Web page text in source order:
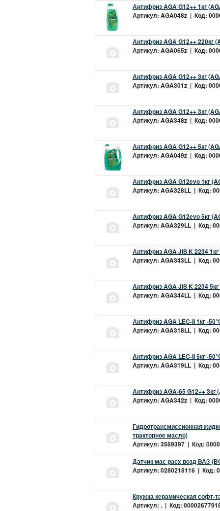
Антифриз AGA G12++ 1кг
Артикул: AGA048z | Код:
Антифриз AGA G12++ 220кг
Артикул: AGA065z | Код:
Антифриз AGA G12++ 3кг
Артикул: AGA301z | Код:
Антифриз AGA G12++ 3кг
Артикул: AGA348z | Код:
Антифриз AGA G12++ 5кг
Артикул: AGA049z | Код:
Антифриз AGA G12evo 1кг
Артикул: AGA328LL | Код:
Антифриз AGA G12evo 5кг
Артикул: AGA329LL | Код:
Антифриз AGA JIS K 2234
Артикул: AGA343LL | Код:
Антифриз AGA JIS K 2234
Артикул: AGA344LL | Код:
Антифриз AGA LEC-II 1кг -
Артикул: AGA318LL | Код:
Антифриз AGA LEC-II 5кг -
Артикул: AGA319LL | Код:
Антифриз AGA-65 G12++ 3кг
Артикул: AGA342z | Код:
Гидротрансмиссионная
тракторное масло)
Артикул: 3569397 | Код:
Датчик мас расх возд ВАЗ
Артикул: 0280218116 | Код:
Кружка керамическая софт-
Артикул: . | Код: